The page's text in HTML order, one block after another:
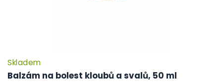
Balzám na bolest kloubů a svalů, 50 ml
Skladem